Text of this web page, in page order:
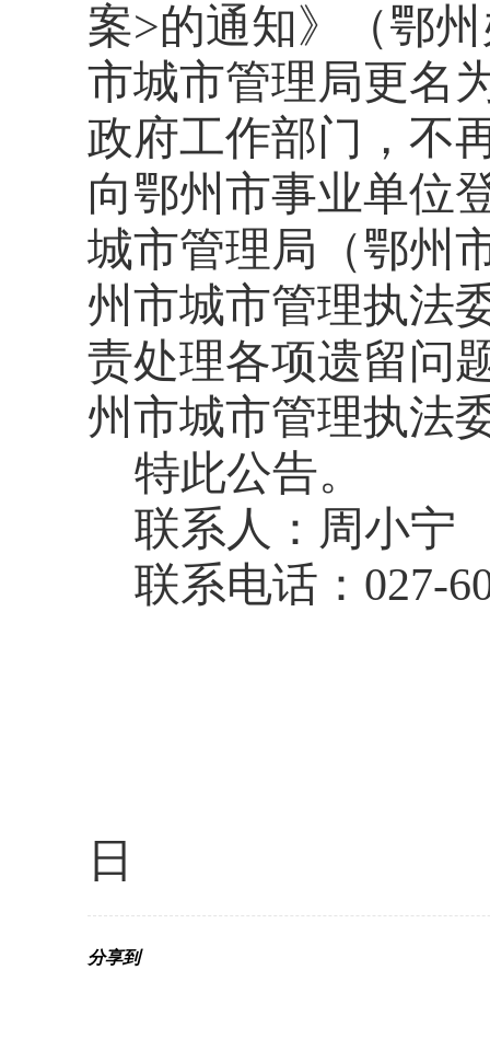
案>的通知》（鄂
市城市管理局更名
政府工作部门，不
向鄂州市事业单位
城市管理局（鄂州
州市城市管理执法
责处理各项遗留问
州市城市管理执法
特此公告。
联系人：周小宁
联系电话： 027-
日
分享到